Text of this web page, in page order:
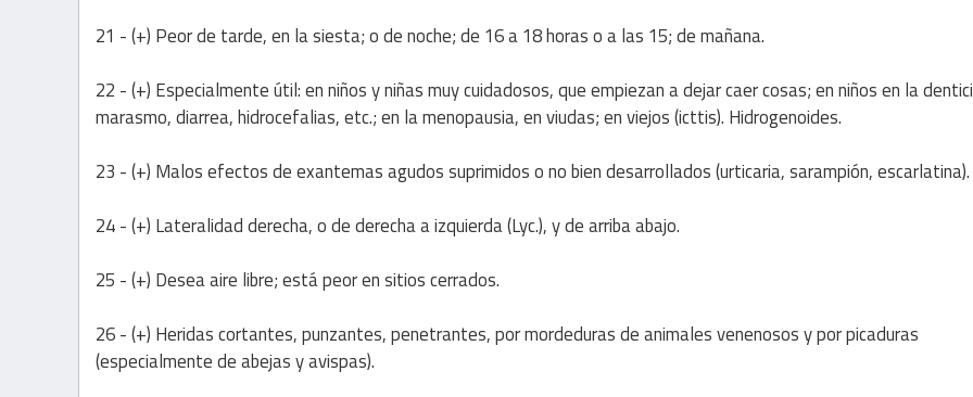
21 - (+) Peor de tarde, en la siesta; o de noche; de 16 a 18 horas o a las 15; de mañana.
22 - (+) Especialmente útil: en niños y niñas muy cuidadosos, que empiezan a dejar caer cosas; en niños en la
marasmo, diarrea, hidrocefalias, etc.; en la menopausia, en viudas; en viejos (icttis). Hidrogenoides.
23 - (+) Malos efectos de exantemas agudos suprimidos o no bien desarrollados (urticaria, sarampión, escarlatina).
24 - (+) Lateralidad derecha, o de derecha a izquierda (Lyc.), y de arriba abajo.
25 - (+) Desea aire libre; está peor en sitios cerrados.
26 - (+) Heridas cortantes, punzantes, penetrantes, por mordeduras de animales venenosos y por picaduras
(especialmente de abejas y avispas).